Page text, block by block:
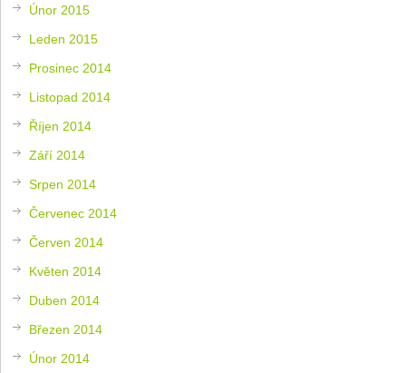
Únor 2015
Leden 2015
Prosinec 2014
Listopad 2014
Říjen 2014
Září 2014
Srpen 2014
Červenec 2014
Červen 2014
Květen 2014
Duben 2014
Březen 2014
Únor 2014